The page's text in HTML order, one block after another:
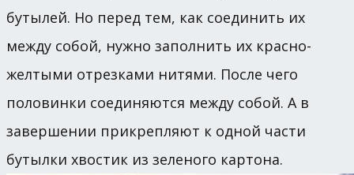
бутылей. Но перед тем, как соединить их
между собой, нужно заполнить их красно-
желтыми отрезками нитями. После чего
половинки соединяются между собой. А в
завершении прикрепляют к одной части
бутылки хвостик из зеленого картона.